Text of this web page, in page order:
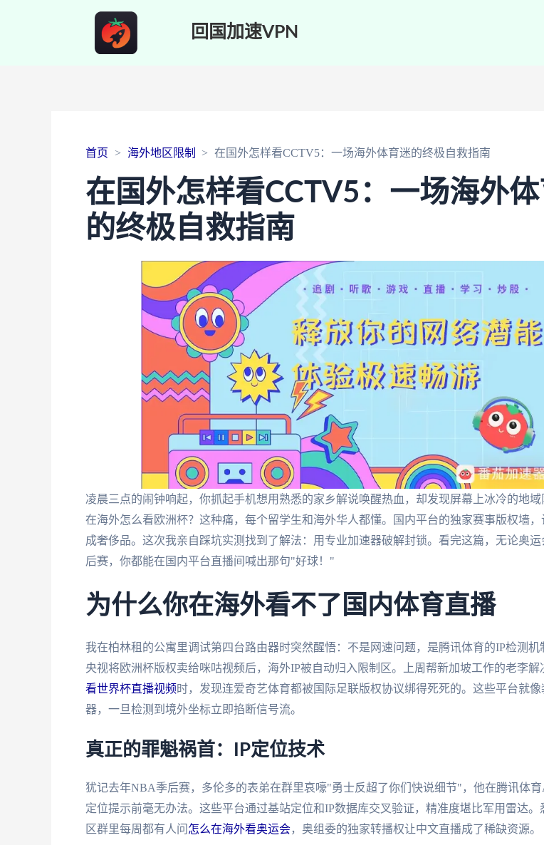
回国加速VPN
首页 海外地区限制 在国外怎样看CCTV5：一场海外体育迷的终极自救指南
在国外怎样看CCTV5：一场海外
的终极自救指南
凌晨三点的闹钟响起，你抓起手机想用熟悉的家乡解说唤醒热血，却发现屏幕上冰冷的地
在海外怎么看欧洲杯？这种痛，每个留学生和海外华人都懂。国内平台的独家赛事版权墙，
成奢侈品。这次我亲自踩坑实测找到了解法：用专业加速器破解封锁。看完这篇，无论奥
后赛，你都能在国内平台直播间喊出那句"好球！"
为什么你在海外看不了国内体育直播
我在柏林租的公寓里调试第四台路由器时突然醒悟：不是网速问题，是腾讯体育的IP检测机
央视将欧洲杯版权卖给咪咕视频后，海外IP被自动归入限制区。上周帮新加坡工作的老李解
看世界杯直播视频时，发现连爱奇艺体育都被国际足联版权协议绑得死死的。这些平台就像
器，一旦检测到境外坐标立即掐断信号流。
真正的罪魁祸首：IP定位技术
犹记去年NBA季后赛，多伦多的表弟在群里哀嚎"勇士反超了你们快说细节"，他在腾讯体育
定位提示前毫无办法。这些平台通过基站定位和IP数据库交叉验证，精准度堪比军用雷达。
区群里每周都有人问 怎么在海外看奥运会，奥组委的独家转播权让中文直播成了稀缺资源。